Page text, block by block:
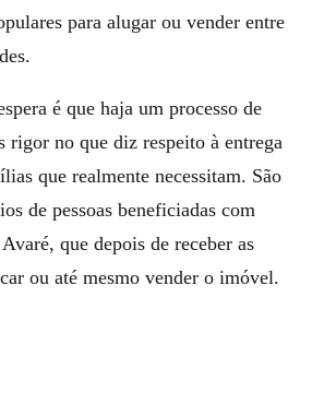
para alugar ou vender entre
é que haja um processo de
rigor no que diz respeito à entrega
que realmente necessitam. São
de pessoas beneficiadas com
que depois de receber as
ou até mesmo vender o imóvel.